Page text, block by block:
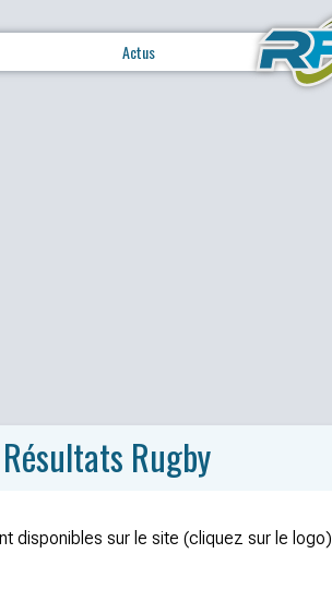
Actus
Résultats Rugby
disponibles sur le site (cliquez sur le logo)